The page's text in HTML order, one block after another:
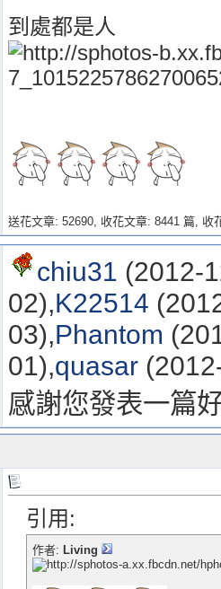
到處都是人
送花文章: 52690, 收花文章: 8441 篇, 收
chiu31 (2012-
02),K22514
03),Phantom
01),quasar
感謝您發表一篇
引用:
作者: Living